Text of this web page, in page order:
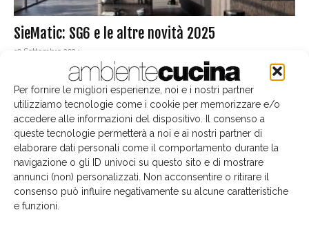
Per fornire le migliori esperienze, noi e i nostri partner
utilizziamo tecnologie come i cookie per memorizzare e/o
accedere alle informazioni del dispositivo. Il consenso a
queste tecnologie permetterà a noi e ai nostri partner di
elaborare dati personali come il comportamento durante la
navigazione o gli ID univoci su questo sito e di mostrare
annunci (non) personalizzati. Non acconsentire o ritirare il
consenso può influire negativamente su alcune caratteristiche
e funzioni.
SieMatic: SG6 e le altre novità 2025
30 Settembre 2024
Edicola